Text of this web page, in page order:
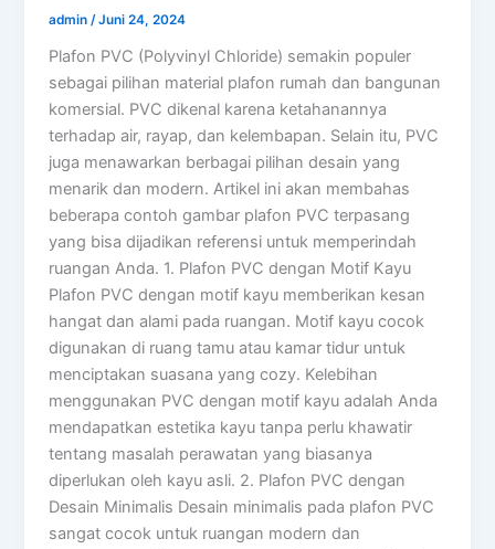
admin/Juni 24, 2024
Plafon PVC (Polyvinyl Chloride) semakin populer
sebagai pilihan material plafon rumah dan bangunan
komersial. PVC dikenal karena ketahanannya
terhadap air, rayap, dan kelembapan. Selain itu, PVC
juga menawarkan berbagai pilihan desain yang
menarik dan modern. Artikel ini akan membahas
beberapa contoh gambar plafon PVC terpasang
yang bisa dijadikan referensi untuk memperindah
ruangan Anda. 1. Plafon PVC dengan Motif Kayu
Plafon PVC dengan motif kayu memberikan kesan
hangat dan alami pada ruangan. Motif kayu cocok
digunakan di ruang tamu atau kamar tidur untuk
menciptakan suasana yang cozy. Kelebihan
menggunakan PVC dengan motif kayu adalah Anda
mendapatkan estetika kayu tanpa perlu khawatir
tentang masalah perawatan yang biasanya
diperlukan oleh kayu asli. 2. Plafon PVC dengan
Desain Minimalis Desain minimalis pada plafon PVC
sangat cocok untuk ruangan modern dan